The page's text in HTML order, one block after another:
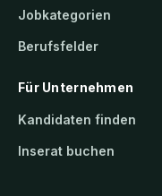
Jobkategorien
Berufsfelder
Für Unternehmen
Kandidaten finden
Inserat buchen